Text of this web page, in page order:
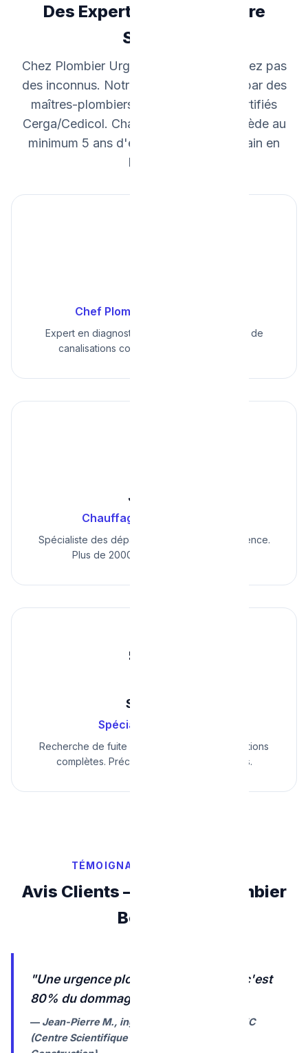
Des Experts Agréés à Votre
Service
Chez Plombier Urgence, vous n'accueillez pas
des inconnus. Notre équipe est dirigée par des
maîtres-plombiers et chauffagistes certifiés
Cerga/Cedicol. Chaque technicien possède au
minimum 5 ans d'expérience sur le terrain en
Belgique.
Chef Plombier (15 ans d'exp.)
Expert en diagnostic thermique et réparation de
canalisations complexes. Certification CP1.
Julien V.
Chauffagiste Agréé Cerga
Spécialiste des dépannages chaudière d'urgence.
Plus de 2000 interventions réussies.
👩‍🔧
Sophie L.
Spécialiste Sanitaire
Recherche de fuite non destructive et rénovations
complètes. Précision et propreté garanties.
TÉMOIGNAGES & VALIDATION
Avis Clients — Meilleur Plombier
Belgique
"Une urgence plomberie bien gérée, c'est
80% du dommage évité."
— Jean-Pierre M., ingénieur en bâtiment CSTC
(Centre Scientifique et Technique de la